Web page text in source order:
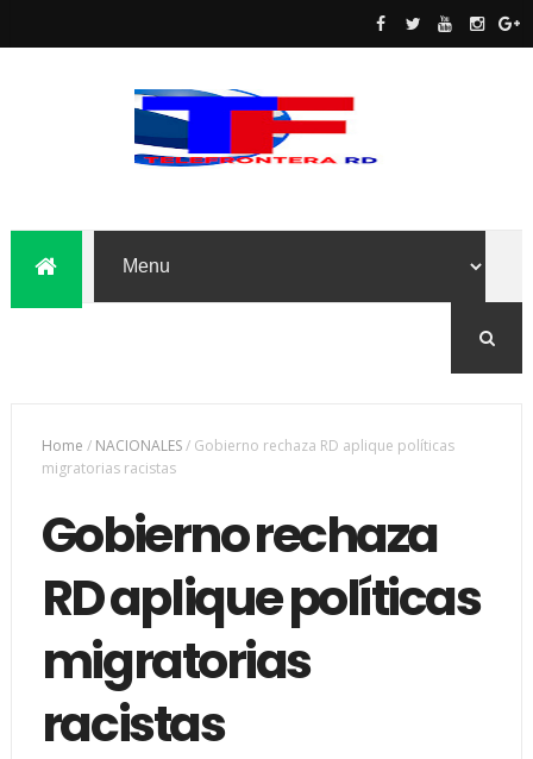
Home / NACIONALES/ Gobierno rechaza RD aplique políticas
migratorias racistas
Gobierno rechaza
RD aplique políticas
migratorias
racistas